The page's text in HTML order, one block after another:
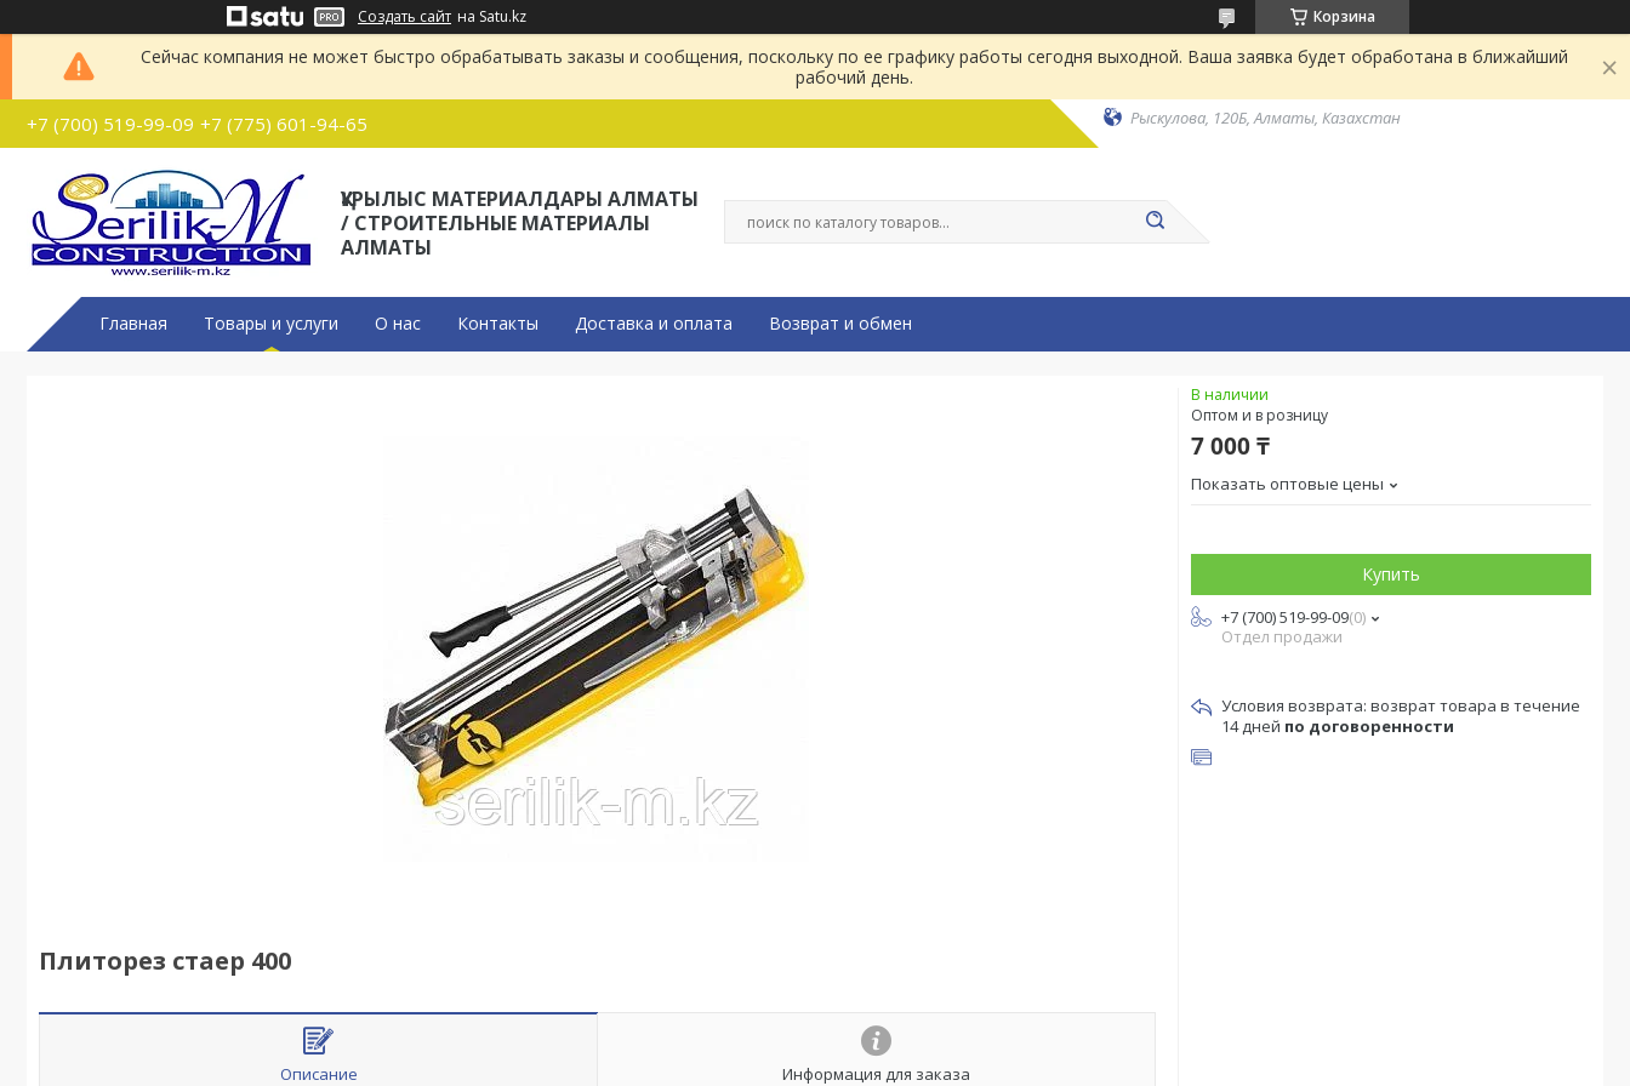
Создать сайт на Satu.kz Корзина
Сейчас компания не может быстро обрабатывать заказы и сообщения, поскольку по ее графику работы сегодня выходной. Ваша заявка будет обработана в ближайший
рабочий день.
+7 (700) 519-99-09 +7 (775) 601-94-65 Рыскулова, 120Б, Алматы, Казахстан
ҚҰРЫЛЫС МАТЕРИАЛДАРЫ АЛМАТЫ
/ СТРОИТЕЛЬНЫЕ МАТЕРИАЛЫ
АЛМАТЫ
Главная Товары и услуги О нас Контакты Доставка и оплата Возврат и обмен
Плиторез стаер 400
Описание Информация для заказа
В наличии
Оптом и в розницу
7 000 ₸
Показать оптовые цены
Купить
+7 (700) 519-99-09 0
Отдел продажи
возврат товара в течение
14 дней по договоренности